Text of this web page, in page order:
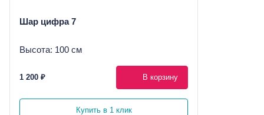
Шар цифра 7
Высота: 100 см
1 200 ₽ В корзину
Купить в 1 клик